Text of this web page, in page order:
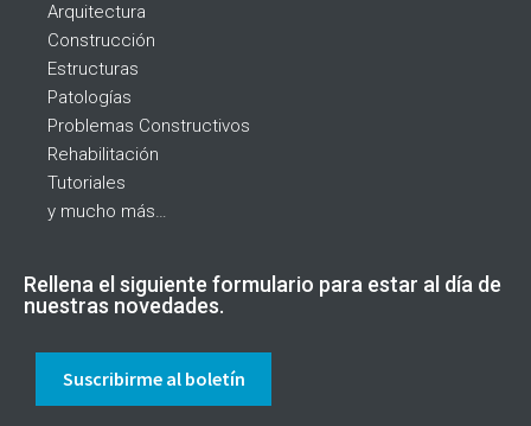
Arquitectura
Construcción
Estructuras
Patologías
Problemas Constructivos
Rehabilitación
Tutoriales
y mucho más…
Rellena el siguiente formulario para estar al día de
nuestras novedades.
Suscribirme al boletín